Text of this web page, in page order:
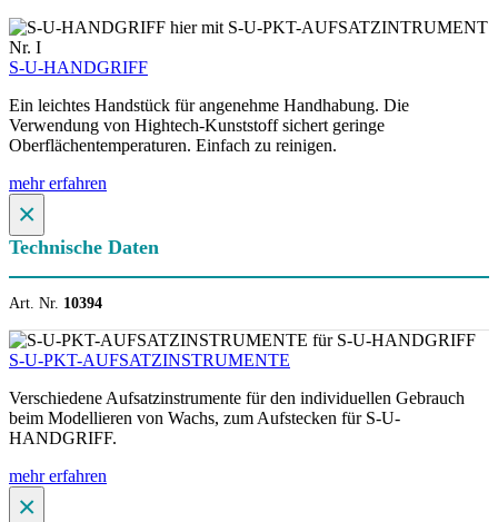
S-U-HANDGRIFF
Ein leichtes Handstück für angenehme Handhabung. Die
Verwendung von Hightech-Kunststoff sichert geringe
Oberflächentemperaturen. Einfach zu reinigen.
mehr erfahren
×
Technische Daten
Art. Nr. 10394
S-U-PKT-AUFSATZINSTRUMENTE
Verschiedene Aufsatzinstrumente für den individuellen Gebrauch
beim Modellieren von Wachs, zum Aufstecken für S-U-
HANDGRIFF.
mehr erfahren
×